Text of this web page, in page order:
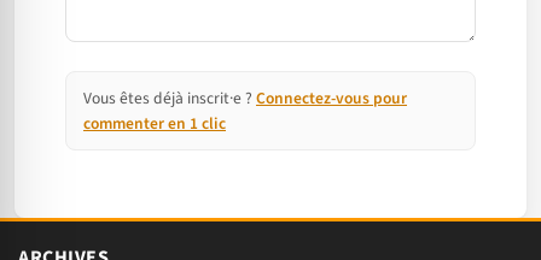
Vous êtes déjà inscrit·e ? Connectez-vous pour
commenter en 1 clic